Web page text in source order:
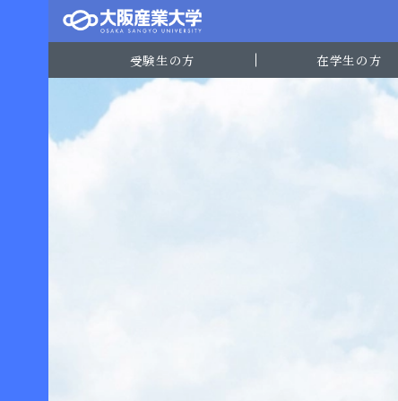
受験生の方 在学生の方